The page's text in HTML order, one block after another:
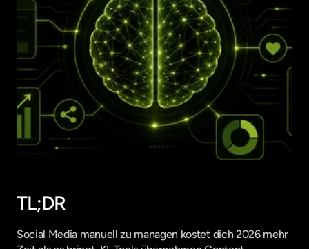
TL;DR
Social Media manuell zu managen kostet dich 2026 mehr